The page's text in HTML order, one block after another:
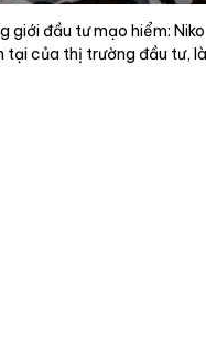
giới đầu tư mạo hiểm: Niko
tại của thị trường đầu tư,